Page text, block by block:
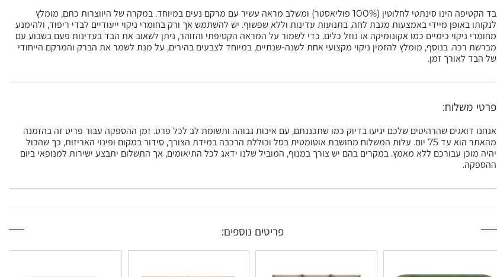
בד הקטיפה הינו סינתטי לחלוטין (100% פוליאסטר) ומשלב מראה עשיר עם מרקם נעים במיוחד. במקרה של היווצרות כתם, מומלץ
לנקותו באופן מיידי באמצעות מגבת לחה, בתנועות עדינות וללא שפשוף. יש להשתמש אך ורק בחומרי ניקוי ייעודיים לבדי ריפוד, ולהימנע
מחומרי ניקוי כימיים כמו אקונומיקה או נוזל כלים. כדי לשמור על המראה הקטיפתי והזוהר, ניתן לשאוב את הבד בעדינות פעם בשבוע עם
מברשת רכה. בנוסף, מומלץ להזמין ניקוי מקצועי אחת לשנה-שנתיים, במיוחד לצבעים בהירים, על מנת לשמר את הברק והמרקם הייחודי
של הבד לאורך זמן.
פרטי משלוח:
אנחנו דואגים שהרהיטים שלכם יגיעו בדיוק כמו שתכננתם, עם איכות גבוהה ותשומת לב לכל פרט. זמן ההספקה עבור פריט זה בהזמנה
מהאתר הוא עד 75 יום. עלות המשלוח מחושבת אוטומטית בסל וכוללת הרכבה במידת הצורך, סידור במקום ופינוי האריזות, כך שהכול
יהיה מוכן עבורכם ללא מאמץ. במקרים בהם יש צורך במנוף, המוביל שלנו ידאג לכל התיאומים, אך התשלום יתבצע ישירות למנופאי ביום
ההספקה.
פריטים נוספים: